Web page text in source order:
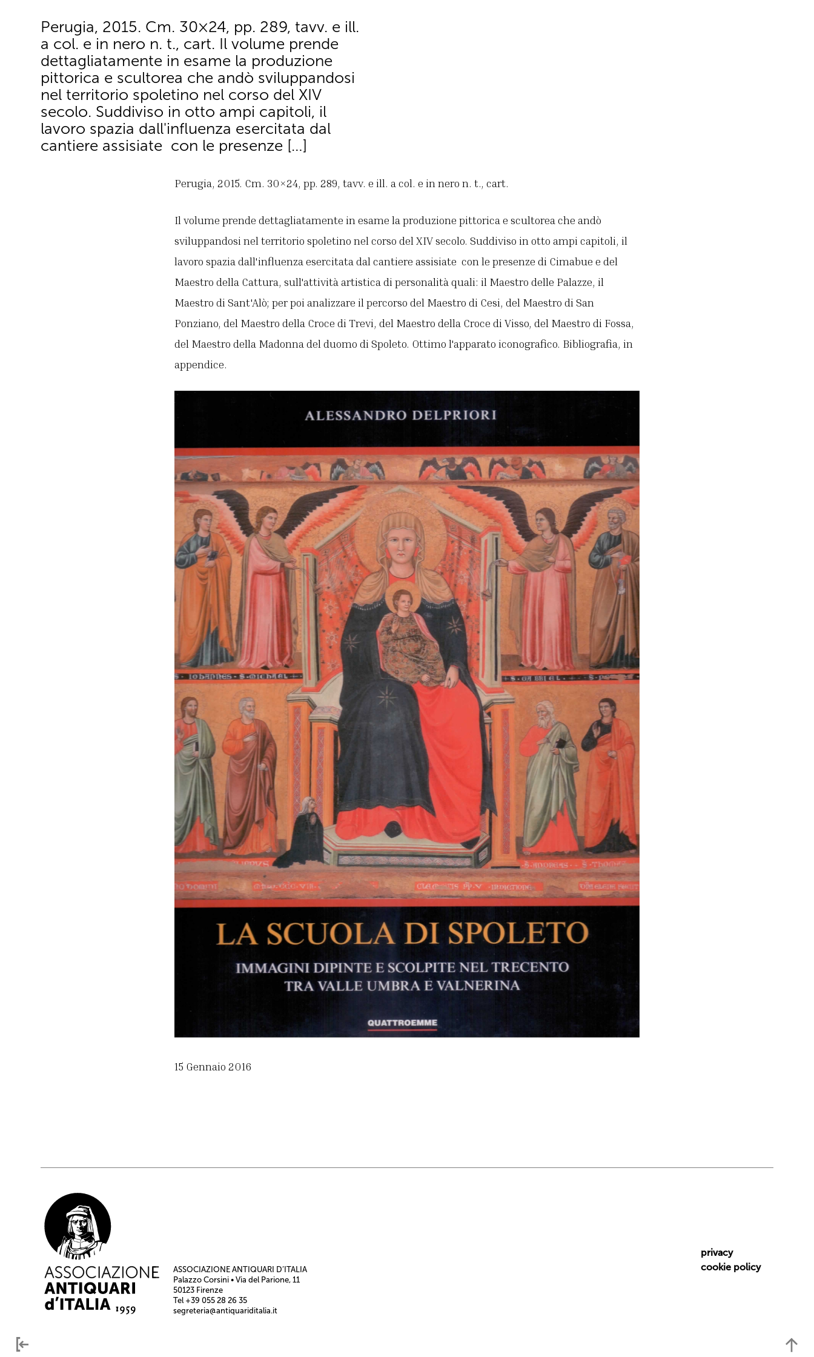
Perugia, 2015. Cm. 30×24, pp. 289, tavv. e ill.
a col. e in nero n. t., cart. Il volume prende
dettagliatamente in esame la produzione
pittorica e scultorea che andò sviluppandosi
nel territorio spoletino nel corso del XIV
secolo. Suddiviso in otto ampi capitoli, il
lavoro spazia dall'influenza esercitata dal
cantiere assisiate con le presenze […]
Perugia, 2015. Cm. 30×24, pp. 289, tavv. e ill. a col. e in nero n. t., cart.
Il volume prende dettagliatamente in esame la produzione pittorica e scultorea che andò
sviluppandosi nel territorio spoletino nel corso del XIV secolo. Suddiviso in otto ampi capitoli, il
lavoro spazia dall'influenza esercitata dal cantiere assisiate con le presenze di Cimabue e del
Maestro della Cattura, sull'attività artistica di personalità quali: il Maestro delle Palazze, il
Maestro di Sant'Alò; per poi analizzare il percorso del Maestro di Cesi, del Maestro di San
Ponziano, del Maestro della Croce di Trevi, del Maestro della Croce di Visso, del Maestro di Fossa,
del Maestro della Madonna del duomo di Spoleto. Ottimo l'apparato iconografico. Bibliografia, in
appendice.
15 Gennaio 2016
ASSOCIAZIONE ANTIQUARI D’ITALIA
Palazzo Corsini • Via del Parione, 11
50123 Firenze
Tel +39 055 28 26 35
segreteria@antiquariditalia.it
privacy
cookie policy